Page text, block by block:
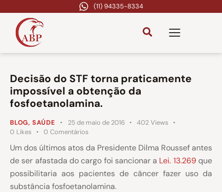
(11) 94335-8334
Decisão do STF torna praticamente
impossível a obtenção da
fosfoetanolamina.
BLOG, SAÚDE 25 de maio de 2016 402 Views
0 Likes 0 Comentários
Um dos últimos atos da Presidente Dilma Roussef antes
de ser afastada do cargo foi sancionar a Lei. 13.269que
possibilitaria aos pacientes de câncer fazer uso da
substância fosfoetanolamina.